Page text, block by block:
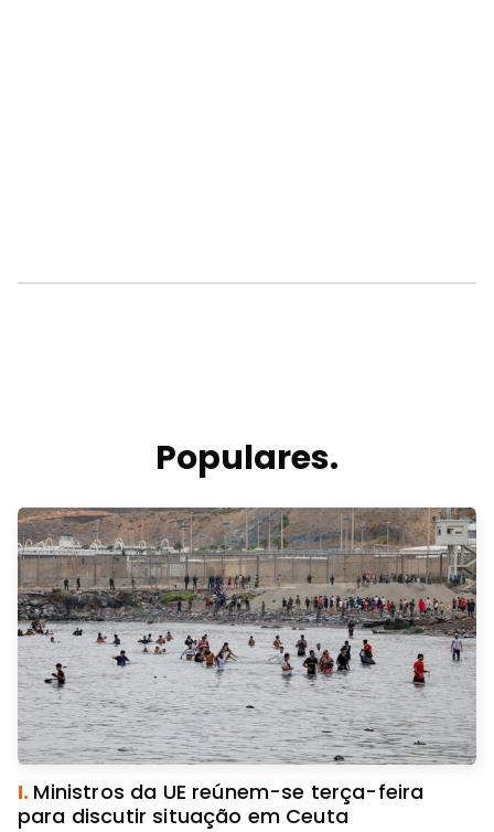
Populares.
I. Ministros da UE reúnem-se terça-feira
para discutir situação em Ceuta